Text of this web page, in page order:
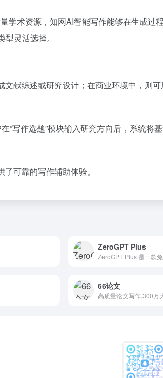
学术资源，知网AI智能写作能够在生成过
灵活选择。
献综述或研究设计；在商业环境中，则
“写作选题”模块输入研究方向后，系统将
可靠的写作辅助体验。
ZeroGPT Plus
66论文